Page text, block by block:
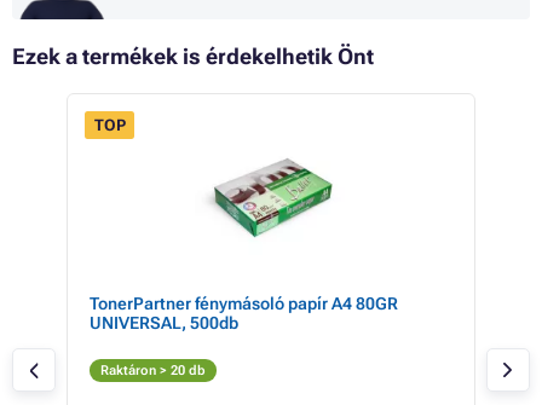
Ezek a termékek is érdekelhetik Önt
TOP
TonerPartner fénymásoló papír A4 80GR
UNIVERSAL, 500db
Raktáron > 20 db